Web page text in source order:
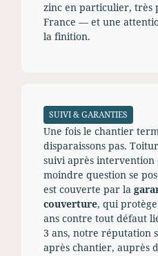
zinc en particulier, très
France — et une
la finition.
SUIVI & GARANTIES
Une fois le chantier
disparaissons pas.
suivi après intervention
moindre question se
est couverte par la
couverture, qui
ans contre tout défaut
3 ans, notre réputation
après chantier, auprès